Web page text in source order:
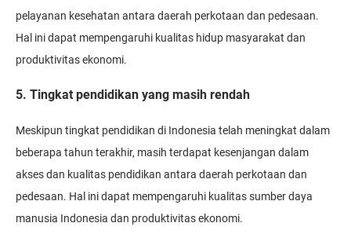
pelayanan kesehatan antara daerah perkotaan dan pedesaan.
Hal ini dapat mempengaruhi kualitas hidup masyarakat dan
produktivitas ekonomi.
5. Tingkat pendidikan yang masih rendah
Meskipun tingkat pendidikan di Indonesia telah meningkat dalam
beberapa tahun terakhir, masih terdapat kesenjangan dalam
akses dan kualitas pendidikan antara daerah perkotaan dan
pedesaan. Hal ini dapat mempengaruhi kualitas sumber daya
manusia Indonesia dan produktivitas ekonomi.